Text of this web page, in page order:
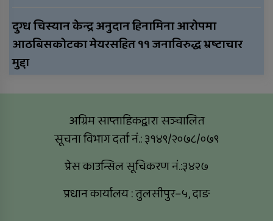
दुग्ध चिस्यान केन्द्र अनुदान हिनामिना आरोपमा
आठबिसकोटका मेयरसहित ११ जनाविरुद्ध भ्रष्टाचार
मुद्दा
अग्रिम साप्ताहिकद्वारा सञ्चालित
सूचना विभाग दर्ता नं.: ३१४९/२०७८/०७९
प्रेस काउन्सिल सूचिकरण नं.:३४२७
प्रधान कार्यालय : तुलसीपुर–५, दाङ